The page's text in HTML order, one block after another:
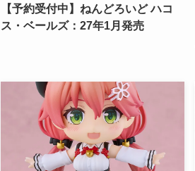
【予約受付中】ねんどろいど ハコ
ス・ベールズ：27年1月発売